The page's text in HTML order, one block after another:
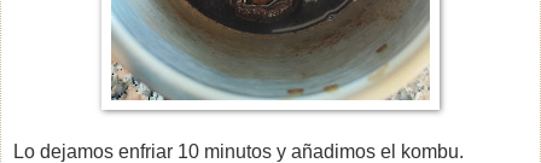
Lo dejamos enfriar 10 minutos y añadimos el kombu.